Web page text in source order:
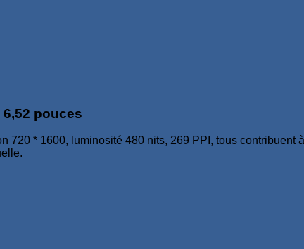
pouces
* 1600, luminosité 480 nits, 269 PPI, tous contribuent